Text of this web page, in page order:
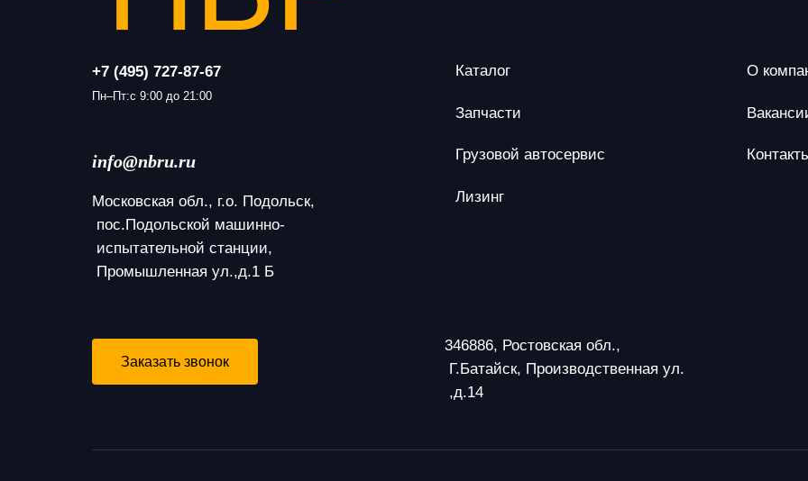
+7 (495) 727-87-67
Пн–Пт:с 9:00 до 21:00
info@nbru.ru
Московская обл., г.о. Подольск,
пос.Подольской машинно-
испытательной станции,
Промышленная ул.,д.1 Б
Каталог
Запчасти
Грузовой автосервис
Лизинг
О
Заказать звонок
346886, Ростовская обл.,
Г.Батайск, Производственная ул.
,д.14